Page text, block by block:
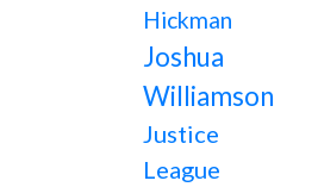
Hickman
Joshua
Williamson
Justice
League